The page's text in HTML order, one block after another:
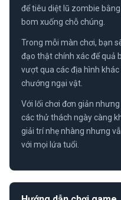
để tiêu diệt lũ zombie
bom xuống chỗ chúng.
Trong mỗi màn chơi, bạn
đạo thật chính xác để quả
vượt qua các địa hình
chướng ngại vật.
Với lối chơi đơn giản
các thử thách ngày càng
giải trí nhẹ nhàng nhưng
với mọi lứa tuổi.